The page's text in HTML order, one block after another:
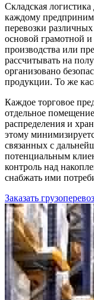
Складская
каждому
перевозки
основой грамотной
производства или
рассчитывать на
организовано
продукции. То же
Каждое торговое
отдельное
распределения и
этому
связанных с
потенциальным
контроль над
снабжать ими
Заказать